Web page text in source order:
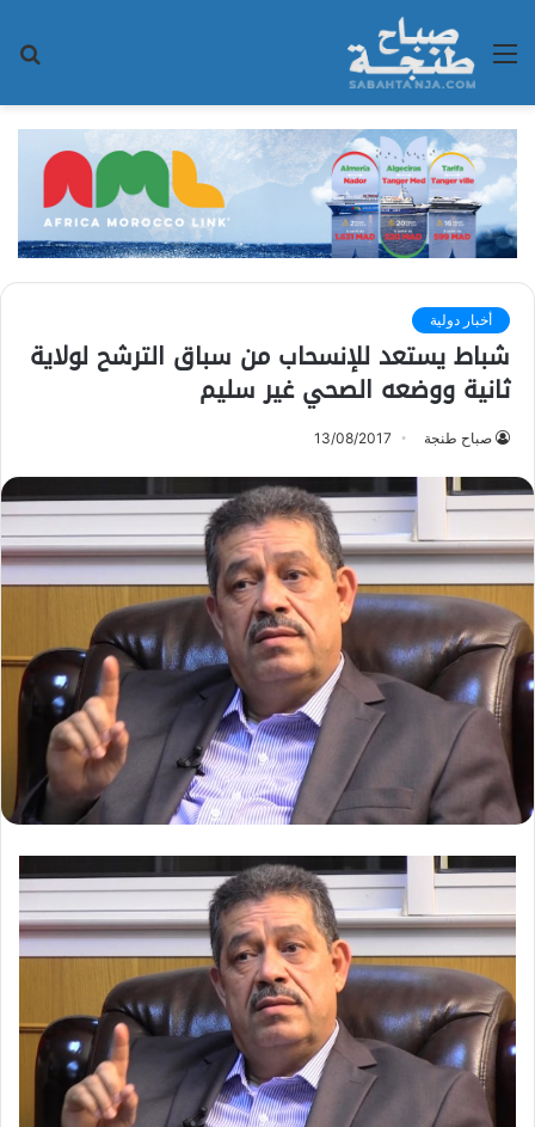
القائمة
أخبار دولية
شباط يستعد للإنسحاب من سباق الترشح لولاية
ثانية ووضعه الصحي غير سليم
صباح طنجة 13/08/2017